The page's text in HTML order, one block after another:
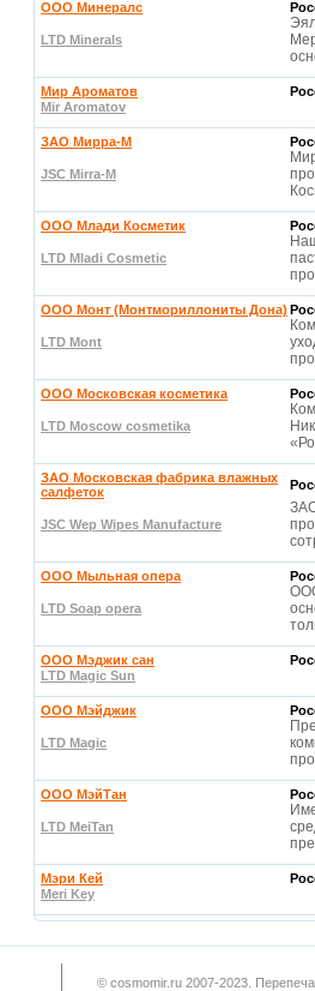
ООО Минералс
LTD Minerals
Мир Ароматов
Mir Aromatov
ЗАО Мирра-М
JSC Mirra-M
OOO Млади Косметик
LTD Mladi Cosmetic
OOO Монт (Монтмориллониты Дона)
LTD Mont
ООО Московская косметика
LTD Moscow cosmetika
ЗАО Московская фабрика влажных
салфеток
JSC Wep Wipes Manufacture
ООО Мыльная опера
LTD Soap opera
ООО Мэджик сан
LTD Magic Sun
OOO Мэйджик
LTD Magic
ООО МэйТан
LTD MeiTan
Мэри Кей
Meri Key
© cosmomir.ru 2007-2023.